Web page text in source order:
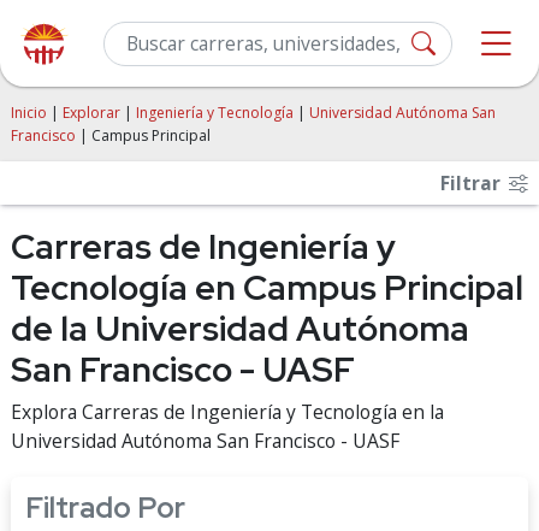
Inicio | Explorar | Ingeniería y Tecnología | Universidad Autónoma San
Francisco | Campus Principal
Filtrar
Carreras de Ingeniería y
Tecnología en Campus Principal
de la Universidad Autónoma
San Francisco - UASF
Explora Carreras de Ingeniería y Tecnología en la
Universidad Autónoma San Francisco - UASF
Filtrado Por